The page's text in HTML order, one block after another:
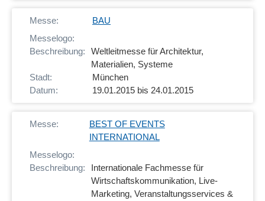
BAU
Weltleitmesse für Architektur,
Materialien, Systeme
München
19.01.2015 bis 24.01.2015
BEST OF EVENTS
INTERNATIONAL
Internationale Fachmesse für
Wirtschaftskommunikation, Live-
Marketing, Veranstaltungsservices &